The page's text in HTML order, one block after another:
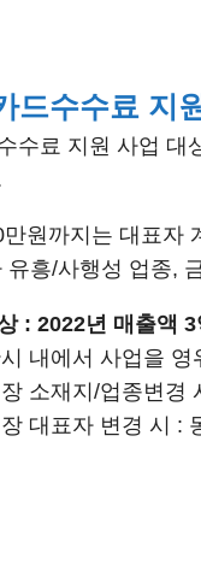
드수수료 지
수료 지원 사업 대
원까지는 대표자
유흥/사행성 업종,
: 2022년 매출액
내에서 사업을
소재지/업종변경
대표자 변경 시 :